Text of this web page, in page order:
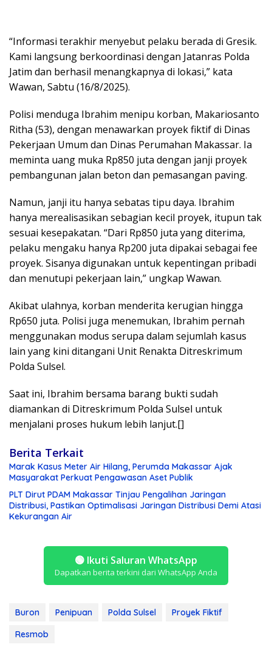
“Informasi terakhir menyebut pelaku berada di Gresik.
Kami langsung berkoordinasi dengan Jatanras Polda
Jatim dan berhasil menangkapnya di lokasi,” kata
Wawan, Sabtu (16/8/2025).
Polisi menduga Ibrahim menipu korban, Makariosanto
Ritha (53), dengan menawarkan proyek fiktif di Dinas
Pekerjaan Umum dan Dinas Perumahan Makassar. Ia
meminta uang muka Rp850 juta dengan janji proyek
pembangunan jalan beton dan pemasangan paving.
Namun, janji itu hanya sebatas tipu daya. Ibrahim
hanya merealisasikan sebagian kecil proyek, itupun tak
sesuai kesepakatan. “Dari Rp850 juta yang diterima,
pelaku mengaku hanya Rp200 juta dipakai sebagai fee
proyek. Sisanya digunakan untuk kepentingan pribadi
dan menutupi pekerjaan lain,” ungkap Wawan.
Akibat ulahnya, korban menderita kerugian hingga
Rp650 juta. Polisi juga menemukan, Ibrahim pernah
menggunakan modus serupa dalam sejumlah kasus
lain yang kini ditangani Unit Renakta Ditreskrimum
Polda Sulsel.
Saat ini, Ibrahim bersama barang bukti sudah
diamankan di Ditreskrimum Polda Sulsel untuk
menjalani proses hukum lebih lanjut.[]
Berita Terkait
Marak Kasus Meter Air Hilang, Perumda Makassar Ajak
Masyarakat Perkuat Pengawasan Aset Publik
PLT Dirut PDAM Makassar Tinjau Pengalihan Jaringan
Distribusi, Pastikan Optimalisasi Jaringan Distribusi Demi Atasi
Kekurangan Air
🟢 Ikuti Saluran WhatsApp
Dapatkan berita terkini dari WhatsApp Anda
Buron Penipuan Polda Sulsel
Proyek Fiktif
Resmob